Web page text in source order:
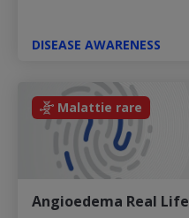
DISEASE AWARENESS
Malattie rare
Angioedema Real Life